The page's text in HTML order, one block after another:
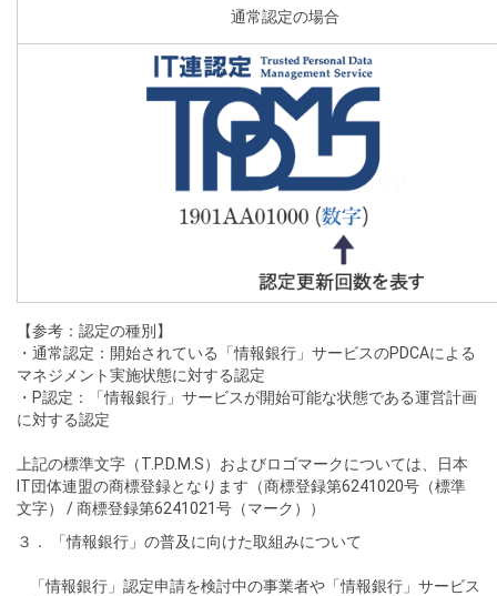
通常認定の場合
【参考：認定の種別】
・通常認定：開始されている「情報銀行」サービスのPDCAによる
マネジメント実施状態に対する認定
・P認定：「情報銀行」サービスが開始可能な状態である運営計画
に対する認定
上記の標準文字（T.P.D.M.S）およびロゴマークについては、日本
IT団体連盟の商標登録となります（商標登録第6241020号（標準
文字） / 商標登録第6241021号（マーク））
３． 「情報銀行」の普及に向けた取組みについて
「情報銀行」認定申請を検討中の事業者や「情報銀行」サービス